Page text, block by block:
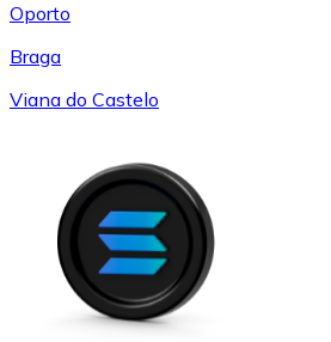
Oporto
Braga
Viana do Castelo